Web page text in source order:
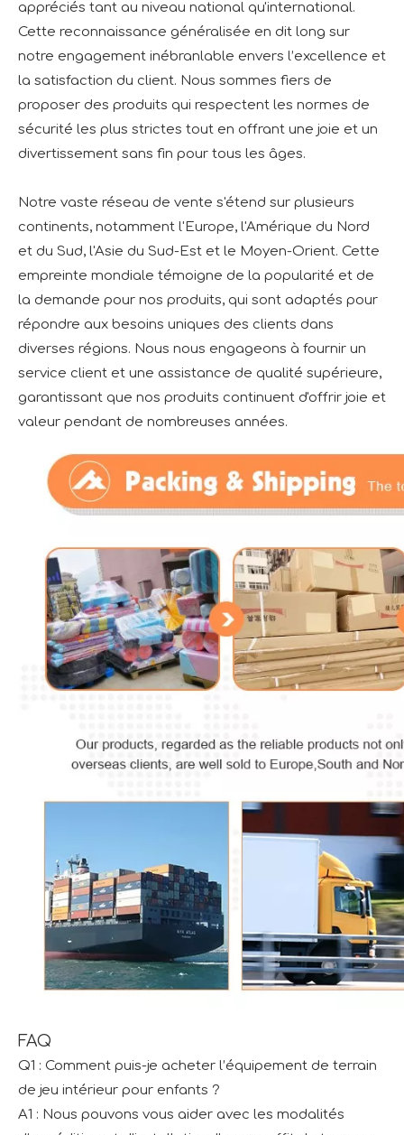
appréciés tant au niveau national qu'international.
Cette reconnaissance généralisée en dit long sur
notre engagement inébranlable envers l’excellence et
la satisfaction du client. Nous sommes fiers de
proposer des produits qui respectent les normes de
sécurité les plus strictes tout en offrant une joie et un
divertissement sans fin pour tous les âges.
Notre vaste réseau de vente s'étend sur plusieurs
continents, notamment l'Europe, l'Amérique du Nord
et du Sud, l'Asie du Sud-Est et le Moyen-Orient. Cette
empreinte mondiale témoigne de la popularité et de
la demande pour nos produits, qui sont adaptés pour
répondre aux besoins uniques des clients dans
diverses régions. Nous nous engageons à fournir un
service client et une assistance de qualité supérieure,
garantissant que nos produits continuent d'offrir joie et
valeur pendant de nombreuses années.
FAQ
Q1 : Comment puis-je acheter l’équipement de terrain
de jeu intérieur pour enfants ?
A1 : Nous pouvons vous aider avec les modalités